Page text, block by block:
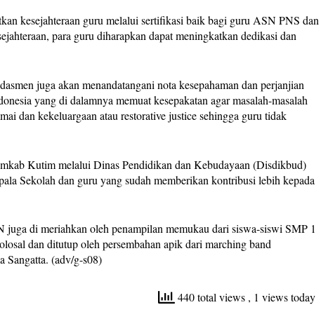
kesejahteraan guru melalui sertifikasi baik bagi guru ASN PNS dan
para guru diharapkan dapat meningkatkan dedikasi dan
juga akan menandatangani nota kesepahaman dan perjanjian
yang di dalamnya memuat kesepakatan agar masalah-masalah
dan kekeluargaan atau restorative justice sehingga guru tidak
Kutim melalui Dinas Pendidikan dan Kebudayaan (Disdikbud)
Sekolah dan guru yang sudah memberikan kontribusi lebih kepada
di meriahkan oleh penampilan memukau dari siswa-siswi SMP 1
dan ditutup oleh persembahan apik dari marching band
Sangatta. (adv/g-s08)
440 total views , 1 views today